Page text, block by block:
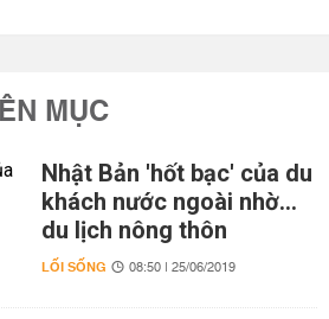
MỤC
Nhật Bản 'hốt bạc' của du
khách nước ngoài nhờ…
du lịch nông thôn
LỐI SỐNG 08:50 | 25/06/2019